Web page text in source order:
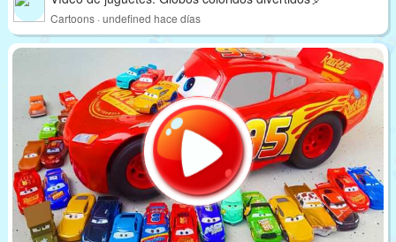
Cartoons · undefined hace días